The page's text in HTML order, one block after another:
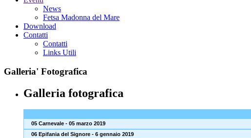
News
Fetsa Madonna del Mare
Download
Contatti
Contatti
Links Utili
Galleria' Fotografica
Galleria fotografica
05 Carnevale - 05 marzo 2019
06 Epifania del Signore - 6 gennaio 2019